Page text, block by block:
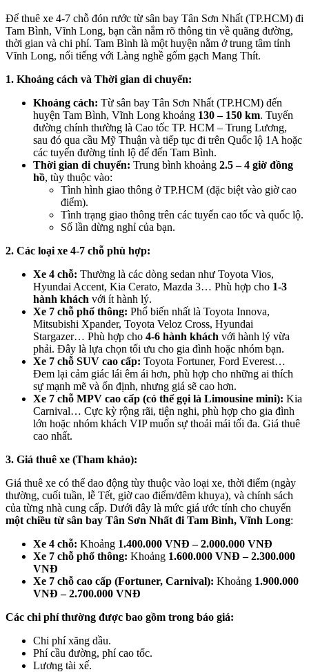
Để thuê xe 4-7 chỗ đón rước từ sân bay Tân Sơn Nhất (TP.HCM) đi
Tam Bình, Vĩnh Long, bạn cần nắm rõ thông tin về quãng đường,
thời gian và chi phí. Tam Bình là một huyện nằm ở trung tâm tỉnh
Vĩnh Long, nổi tiếng với Làng nghề gốm gạch Mang Thít.
1. Khoảng cách và Thời gian di chuyển:
Khoảng cách: Từ sân bay Tân Sơn Nhất (TP.HCM) đến
huyện Tam Bình, Vĩnh Long khoảng 130 – 150 km. Tuyến
đường chính thường là Cao tốc TP. HCM – Trung Lương,
sau đó qua cầu Mỹ Thuận và tiếp tục đi trên Quốc lộ 1A hoặc
các tuyến đường tỉnh lộ để đến Tam Bình.
Thời gian di chuyển: Trung bình khoảng 2.5 – 4 giờ đồng
hồ, tùy thuộc vào:
Tình hình giao thông ở TP.HCM (đặc biệt vào giờ cao
điểm).
Tình trạng giao thông trên các tuyến cao tốc và quốc lộ.
Số lần dừng nghỉ của bạn.
2. Các loại xe 4-7 chỗ phù hợp:
Xe 4 chỗ: Thường là các dòng sedan như Toyota Vios,
Hyundai Accent, Kia Cerato, Mazda 3… Phù hợp cho 1-3
hành khách với ít hành lý.
Xe 7 chỗ phổ thông: Phổ biến nhất là Toyota Innova,
Mitsubishi Xpander, Toyota Veloz Cross, Hyundai
Stargazer… Phù hợp cho 4-6 hành khách với hành lý vừa
phải. Đây là lựa chọn tối ưu cho gia đình hoặc nhóm bạn.
Xe 7 chỗ SUV cao cấp: Toyota Fortuner, Ford Everest…
Đem lại cảm giác lái êm ái hơn, phù hợp cho những ai thích
sự mạnh mẽ và ổn định, nhưng giá sẽ cao hơn.
Xe 7 chỗ MPV cao cấp (có thể gọi là Limousine mini): Kia
Carnival… Cực kỳ rộng rãi, tiện nghi, phù hợp cho gia đình
lớn hoặc nhóm khách VIP muốn sự thoải mái tối đa. Giá thuê
cao nhất.
3. Giá thuê xe (Tham khảo):
Giá thuê xe có thể dao động tùy thuộc vào loại xe, thời điểm (ngày
thường, cuối tuần, lễ Tết, giờ cao điểm/đêm khuya), và chính sách
của từng nhà cung cấp. Dưới đây là mức giá ước tính cho chuyến
một chiều từ sân bay Tân Sơn Nhất đi Tam Bình, Vĩnh Long:
Xe 4 chỗ: Khoảng 1.400.000 VNĐ – 2.000.000 VNĐ
Xe 7 chỗ phổ thông: Khoảng 1.600.000 VNĐ – 2.300.000
VNĐ
Xe 7 chỗ cao cấp (Fortuner, Carnival): Khoảng 1.900.000
VNĐ – 2.700.000 VNĐ
Các chi phí thường được bao gồm trong báo giá:
Chi phí xăng dầu.
Phí cầu đường, phí cao tốc.
Lương tài xế.